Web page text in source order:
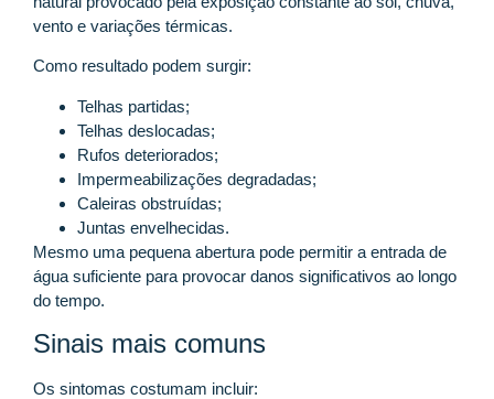
vento e variações térmicas.
Como resultado podem surgir:
Telhas partidas;
Telhas deslocadas;
Rufos deteriorados;
Impermeabilizações degradadas;
Caleiras obstruídas;
Juntas envelhecidas.
Mesmo uma pequena abertura pode permitir a entrada de
água suficiente para provocar danos significativos ao longo
do tempo.
Sinais mais comuns
Os sintomas costumam incluir: